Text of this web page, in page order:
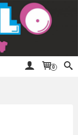
0